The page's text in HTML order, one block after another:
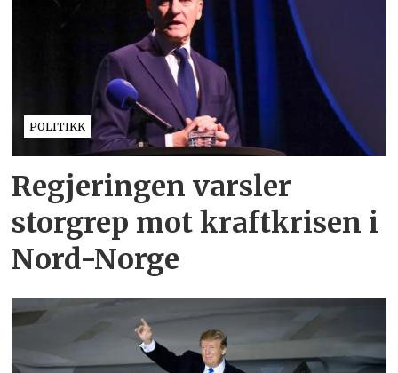
POLITIKK
Regjeringen varsler
storgrep mot kraftkrisen i
Nord-Norge